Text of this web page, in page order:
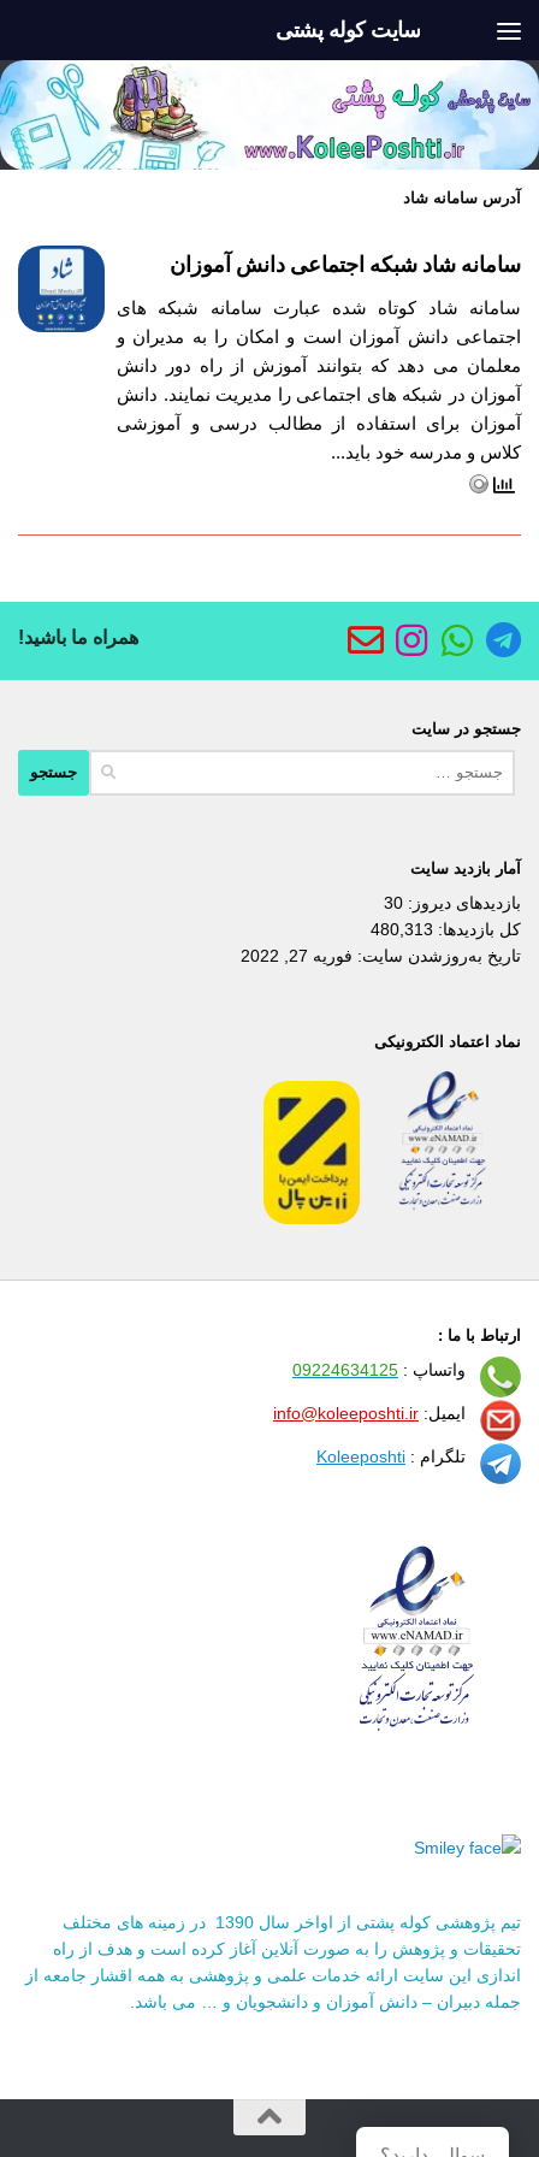
سایت کوله پشتی
آدرس سامانه شاد
سامانه شاد شبکه اجتماعی دانش آموزان
سامانه شاد کوتاه شده عبارت سامانه شبکه های
اجتماعی دانش آموزان است و امکان را به مدیران و
معلمان می دهد که بتوانند آموزش از راه دور دانش
آموزان در شبکه های اجتماعی را مدیریت نمایند. دانش
آموزان برای استفاده از مطالب درسی و آموزشی
کلاس و مدرسه خود باید...
همراه ما باشید!
جستجو در سایت
آمار بازدید سایت
بازدیدهای دیروز: 30
کل بازدیدها: 480,313
تاریخ به‌روزشدن سایت: فوریه 27, 2022
نماد اعتماد الکترونیکی
ارتباط با ما :
واتساپ : 09224634125
ایمیل: info@koleeposhti.ir
تلگرام : Koleeposhti
تیم پژوهشی کوله پشتی از اواخر سال 1390 در زمینه های مختلف
تحقیقات و پژوهش را به صورت آنلاین آغاز کرده است و هدف از راه
اندازی این سایت ارائه خدمات علمی و پژوهشی به همه اقشار جامعه از
جمله دبیران – دانش آموزان و دانشجویان و … می باشد.